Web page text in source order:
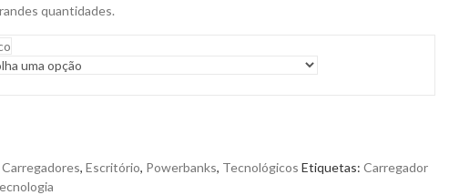
quantidades.
Carregadores, Escritório, Powerbanks, Tecnológicos Etiquetas: Carregador